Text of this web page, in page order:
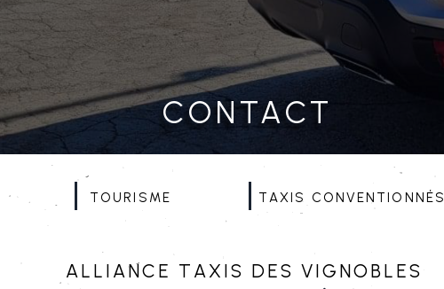
Tourisme Taxis conventionnés
Contact
Alliance TaxiS des Vignobles